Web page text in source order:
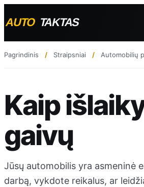
Pagrindinis Straipsniai Automobilių
Kaip
gaivų
Jūsų automobilis yra asmeninė
darbą, vykdote reikalus, ar